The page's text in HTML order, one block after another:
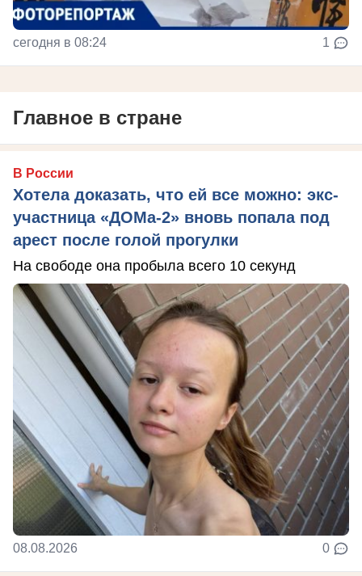
сегодня в 08:24 1
Главное в стране
В России
Хотела доказать, что ей все можно: экс-
участница «ДОМа-2» вновь попала под
арест после голой прогулки
На свободе она пробыла всего 10 секунд
08.08.2026 0